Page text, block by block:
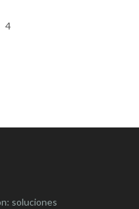
4
soluciones